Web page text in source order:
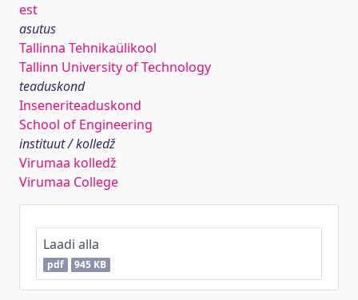
est
asutus
Tallinna Tehnikaülikool
Tallinn University of Technology
teaduskond
Inseneriteaduskond
School of Engineering
instituut / kolledž
Virumaa kolledž
Virumaa College
Laadi alla
pdf 945 KB